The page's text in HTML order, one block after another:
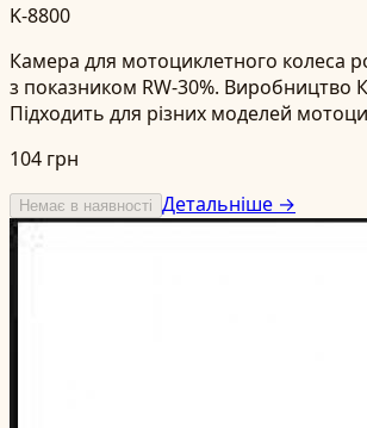
K-8800
Камера для мотоциклетного колеса
з показником RW-30%. Виробництво
Підходить для різних моделей
104 грн
Немає в наявності Детальніше →